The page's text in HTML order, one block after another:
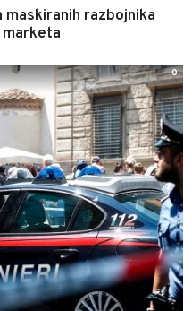
maskiranih razbojnika
0